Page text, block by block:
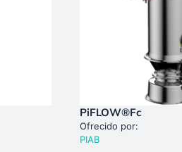
PiFLOW®fc
Ofrecido por:
PIAB